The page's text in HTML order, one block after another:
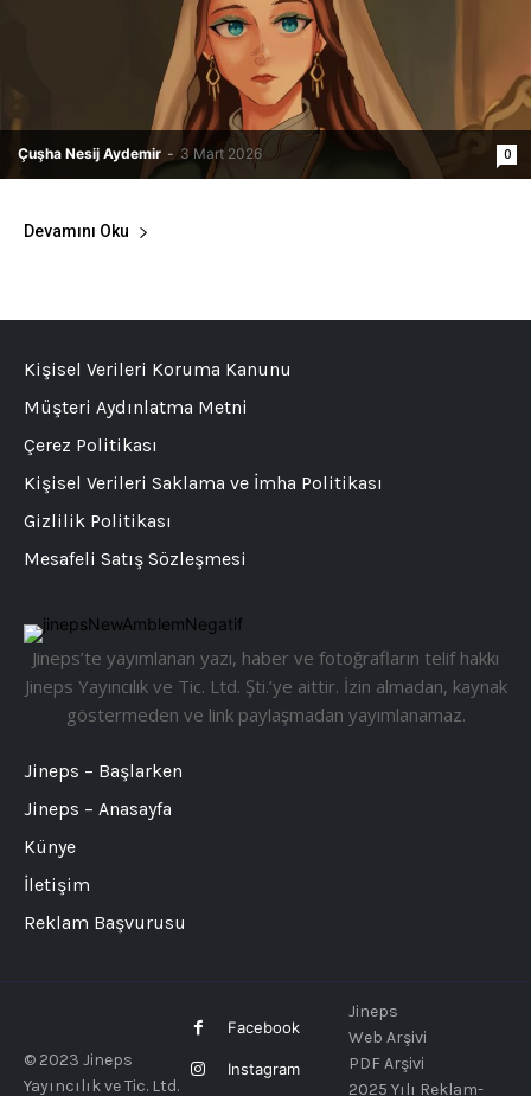
Çuşha Nesij Aydemir - 3 Mart 2026 0
Devamını Oku
Jineps’te yayımlanan yazı, haber ve fotoğrafların telif hakkı
Jineps Yayıncılık ve Tic. Ltd. Şti.’ye aittir. İzin almadan, kaynak
göstermeden ve link paylaşmadan yayımlanamaz.
Jineps – Başlarken
Jineps – Anasayfa
Künye
İletişim
Reklam Başvurusu
Kişisel Verileri Koruma Kanunu
Müşteri Aydınlatma Metni
Çerez Politikası
Kişisel Verileri Saklama ve İmha Politikası
Gizlilik Politikası
Mesafeli Satış Sözleşmesi
© 2023 Jineps
Yayıncılık ve Tic. Ltd.
Facebook
Instagram
Jineps
Web Arşivi
PDF Arşivi
2025 Yılı Reklam-